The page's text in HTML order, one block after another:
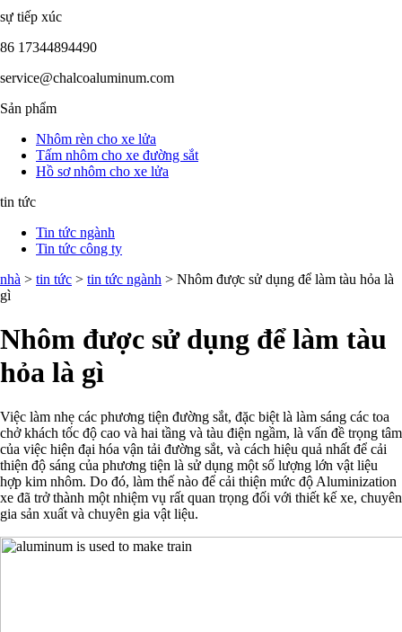
sự tiếp xúc
86 17344894490
service@chalcoaluminum.com
Sản phẩm
Nhôm rèn cho xe lửa
Tấm nhôm cho xe đường sắt
Hồ sơ nhôm cho xe lửa
tin tức
Tin tức ngành
Tin tức công ty
nhà > tin tức > tin tức ngành > Nhôm được sử dụng để làm tàu hỏa là
gì
Nhôm được sử dụng để làm tàu
hỏa là gì
Việc làm nhẹ các phương tiện đường sắt, đặc biệt là làm sáng các toa
chở khách tốc độ cao và hai tầng và tàu điện ngầm, là vấn đề trọng tâm
của việc hiện đại hóa vận tải đường sắt, và cách hiệu quả nhất để cải
thiện độ sáng của phương tiện là sử dụng một số lượng lớn vật liệu
hợp kim nhôm. Do đó, làm thế nào để cải thiện mức độ Aluminization
xe đã trở thành một nhiệm vụ rất quan trọng đối với thiết kế xe, chuyên
gia sản xuất và chuyên gia vật liệu.